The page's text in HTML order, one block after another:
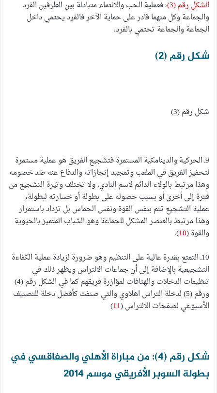
الشكل رقم (3) ، فعملية الحب والانتماء متبادلة بين الطرفين الفرد
والجماعة وكل منهما قادر على حماية الآخر فالفرد يحتمي داخل
الجماعة والجماعة تحتمي بالفرد.
شكل رقم (2)
شكل رقم (3)
9ـ الحركية والدينامكية المستمرة فتشجيع الفريق هو عملية مستمرة
لتحفيز الفريق في الملعب وتمجيد إنجازاته والدفاع عنه ضد خصومه
وهذا مرتبط بالولاء الدائم لاسم النادي، ولا تختلف وتيرة التشجيع من
فترة إلى أخرى أو بسبب حصوله على بطولة أو خسارته لبطولة،
عملية التشجيع تتم بنفس القوة ونفس الحماس بل تزداد باستمرار
وهذا مرتبط بالعنصر المشكل للجماعة وهو الشباب المتميز بالحيوية
والقوة (10
).
10ـ التمتع بقدرة عالية على التنظيم وهو ضرورة لزيادة عملية الكفاءة
التشجيعية بالإضافة إلى أن جماعات الالتراس ويظهر ذلك في
تنظيمات الدخلات والهتافات لمؤازرة فريقهم كما في الشكل رقم (4)
ورقم (5) لدخلة التراس اهلاوي والتي صنفت كأفضل دخلة للتصنيف
الأسبوعي لصفحات الالتراس (11
)
شكل رقم (4): من مباراة الأهلي والصفاقسي في
بطولة السوبر الأفريقي موسم 2014